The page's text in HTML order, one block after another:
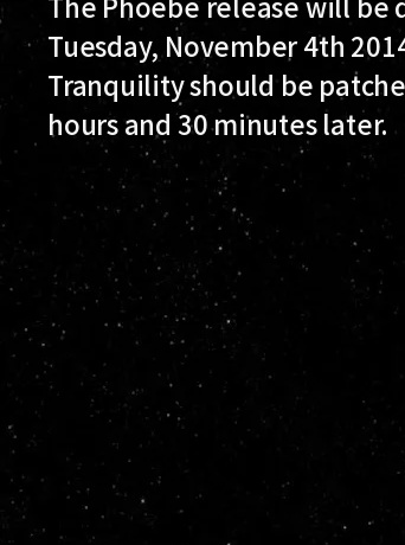
Tuesday, November 4th
Tranquility should be
hours and 30 minutes later.